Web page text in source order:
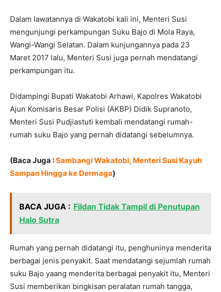
Dalam lawatannya di Wakatobi kali ini, Menteri Susi
mengunjungi perkampungan Suku Bajo di Mola Raya,
Wangi-Wangi Selatan. Dalam kunjungannya pada 23
Maret 2017 lalu, Menteri Susi juga pernah mendatangi
perkampungan itu.
Didampingi Bupati Wakatobi Arhawi, Kapolres Wakatobi
Ajun Komisaris Besar Polisi (AKBP) Didik Supranoto,
Menteri Susi Pudjiastuti kembali mendatangi rumah-
rumah suku Bajo yang pernah didatangi sebelumnya.
(Baca Juga :Sambangi Wakatobi, Menteri Susi Kayuh
Sampan Hingga ke Dermaga)
BACA JUGA : Fildan Tidak Tampil di Penutupan
Halo Sutra
Rumah yang pernah didatangi itu, penghuninya menderita
berbagai jenis penyakit. Saat mendatangi sejumlah rumah
suku Bajo yaang menderita berbagai penyakit itu, Menteri
Susi memberikan bingkisan peralatan rumah tangga,